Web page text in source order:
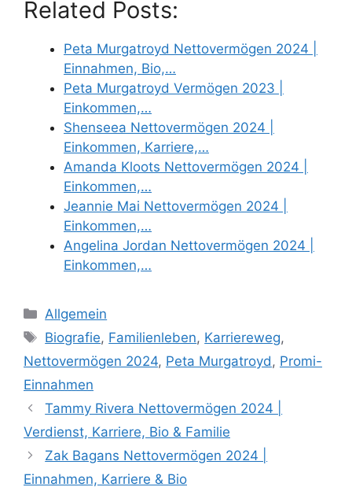
Related Posts:
Peta Murgatroyd Nettovermögen 2024 |
Einnahmen, Bio,…
Peta Murgatroyd Vermögen 2023 |
Einkommen,…
Shenseea Nettovermögen 2024 |
Einkommen, Karriere,…
Amanda Kloots Nettovermögen 2024 |
Einkommen,…
Jeannie Mai Nettovermögen 2024 |
Einkommen,…
Angelina Jordan Nettovermögen 2024 |
Einkommen,…
Categories
Allgemein
Tags
Biografie, Familienleben, Karriereweg,
Nettovermögen 2024, Peta Murgatroyd , Promi-
Einnahmen
Tammy Rivera Nettovermögen 2024 |
Verdienst, Karriere, Bio & Familie
Zak Bagans Nettovermögen 2024 |
Einnahmen, Karriere & Bio